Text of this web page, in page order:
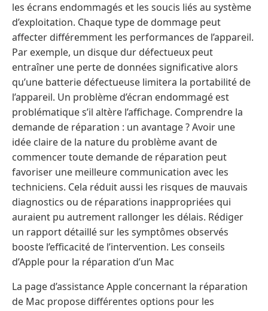
les écrans endommagés et les soucis liés au système
d’exploitation. Chaque type de dommage peut
affecter différemment les performances de l’appareil.
Par exemple, un disque dur défectueux peut
entraîner une perte de données significative alors
qu’une batterie défectueuse limitera la portabilité de
l’appareil. Un problème d’écran endommagé est
problématique s’il altère l’affichage. Comprendre la
demande de réparation : un avantage ? Avoir une
idée claire de la nature du problème avant de
commencer toute demande de réparation peut
favoriser une meilleure communication avec les
techniciens. Cela réduit aussi les risques de mauvais
diagnostics ou de réparations inappropriées qui
auraient pu autrement rallonger les délais. Rédiger
un rapport détaillé sur les symptômes observés
booste l’efficacité de l’intervention. Les conseils
d’Apple pour la réparation d’un Mac
La page d’assistance Apple concernant la réparation
de Mac propose différentes options pour les